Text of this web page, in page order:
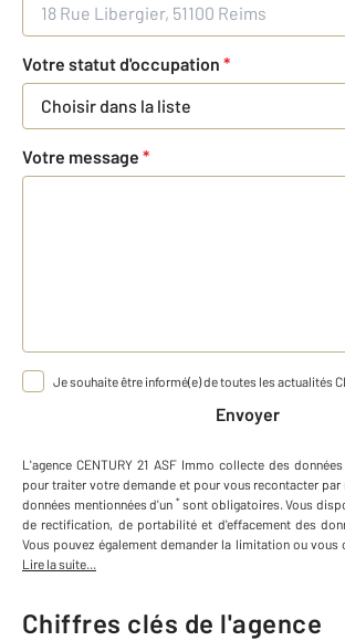
Votre statut d'occupation *
Choisir dans la liste
Votre message *
Je souhaite être informé(e) de toutes les actualités
Envoyer
L'agence CENTURY 21 ASF Immo collecte des
pour traiter votre demande et pour vous recontacter par
données mentionnées d'un * sont obligatoires. Vous
de rectification, de portabilité et d'effacement des
Vous pouvez également demander la limitation ou vous
Lire la suite...
Chiffres clés de l'agence